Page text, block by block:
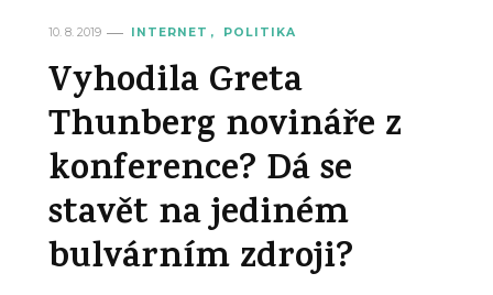
10. 8. 2019 INTERNET POLITIKA
Vyhodila Greta
Thunberg novináře z
konference? Dá se
stavět na jediném
bulvárním zdroji?